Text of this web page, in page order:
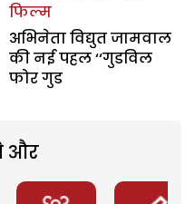
फिल्म
अभिनेता विद्युत जामवाल
की नई पहल ‘‘गुडविल
फोर गुड
और